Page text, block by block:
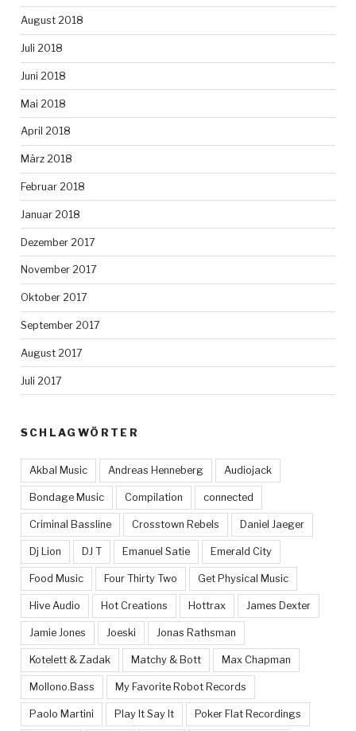
August 2018
Juli 2018
Juni 2018
Mai 2018
April 2018
März 2018
Februar 2018
Januar 2018
Dezember 2017
November 2017
Oktober 2017
September 2017
August 2017
Juli 2017
SCHLAGWÖRTER
Akbal Music Andreas Henneberg Audiojack
Bondage Music Compilation connected
Criminal Bassline Crosstown Rebels Daniel Jaeger
Dj Lion DJ T Emanuel Satie Emerald City
Food Music Four Thirty Two Get Physical Music
Hive Audio Hot Creations Hottrax James Dexter
Jamie Jones Joeski Jonas Rathsman
Kotelett & Zadak Matchy & Bott Max Chapman
Mollono.Bass My Favorite Robot Records
Paolo Martini Play It Say It Poker Flat Recordings